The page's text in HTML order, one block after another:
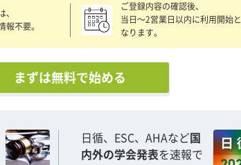
、
報不要。
ご登録内容の確認後、
当日〜2営業日以内に利用開始と
なります。
まずは無料で始める
日循、ESC、AHAなど国
内外の学会発表を速報で